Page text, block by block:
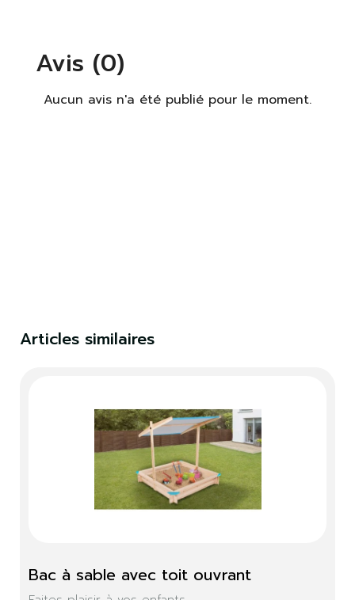
Avis (0)
Aucun avis n'a été publié pour le moment.
Articles similaires
Bac à sable avec toit ouvrant